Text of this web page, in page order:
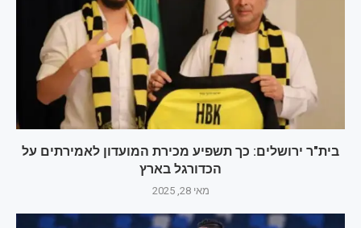
בית"ר ירושלים: כך תשפיע מכירת המועדון לאמירתים על
הכדורגל בארץ
מאי 28, 2025